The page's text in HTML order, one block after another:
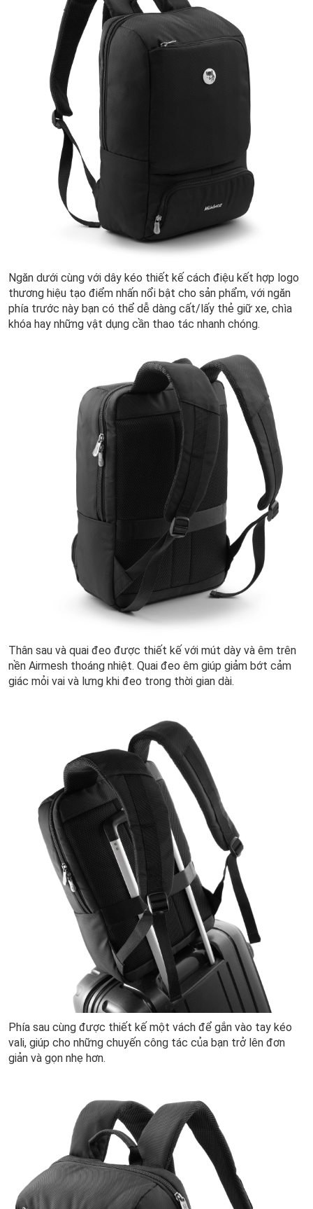
Ngăn dưới cùng với dây kéo thiết kế cách điệu kết hợp logo
thương hiệu tạo điểm nhấn nổi bật cho sản phẩm, với ngăn
phía trước này bạn có thể dễ dàng cất/lấy thẻ giữ xe, chìa
khóa hay những vật dụng cần thao tác nhanh chóng.
Thân sau và quai đeo được thiết kế với mút dày và êm trên
nền Airmesh thoáng nhiệt. Quai đeo êm giúp giảm bớt cảm
giác mỏi vai và lưng khi đeo trong thời gian dài.
Phía sau cùng được thiết kế một vách để gắn vào tay kéo
vali, giúp cho những chuyến công tác của bạn trở lên đơn
giản và gọn nhẹ hơn.